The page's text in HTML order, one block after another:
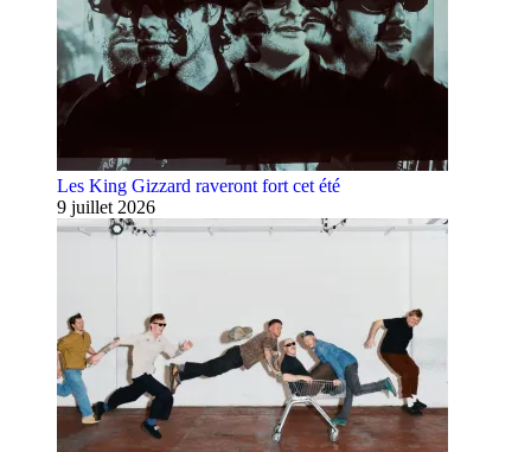
Les King Gizzard raveront fort cet été
9 juillet 2026